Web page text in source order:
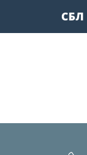
СБЛ